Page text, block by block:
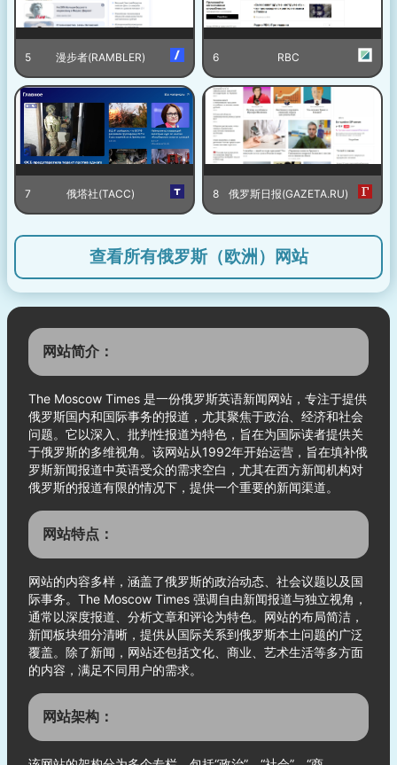
5 漫步者(RAMBLER) 6 RBC
7 俄塔社(TACC) 8 俄罗斯日报(GAZETA.RU)
查看所有俄罗斯（欧洲）网站
网站简介：
The Moscow Times 是一份俄罗斯英语新闻网站，专注于提供
俄罗斯国内和国际事务的报道，尤其聚焦于政治、经济和社会
问题。它以深入、批判性报道为特色，旨在为国际读者提供关
于俄罗斯的多维视角。该网站从1992年开始运营，旨在填补俄
罗斯新闻报道中英语受众的需求空白，尤其在西方新闻机构对
俄罗斯的报道有限的情况下，提供一个重要的新闻渠道。
网站特点：
网站的内容多样，涵盖了俄罗斯的政治动态、社会议题以及国
际事务。The Moscow Times 强调自由新闻报道与独立视角，
通常以深度报道、分析文章和评论为特色。网站的布局简洁，
新闻板块细分清晰，提供从国际关系到俄罗斯本土问题的广泛
覆盖。除了新闻，网站还包括文化、商业、艺术生活等多方面
的内容，满足不同用户的需求。
网站架构：